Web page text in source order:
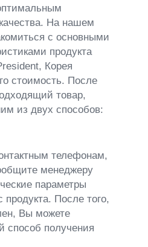
На нашем
с основными
продукта
Корея
стоимость. После
товар,
из двух способов:
телефонам,
менеджеру
параметры
продукта. После того,
Вы можете
способ получения